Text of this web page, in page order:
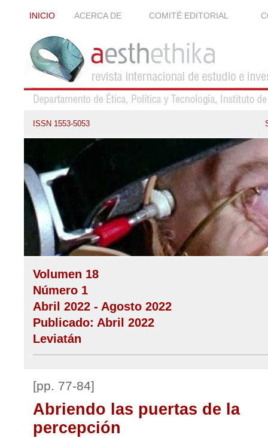
INICIO ACERCA DE COMITÉ EDITORIAL
ISSN 1553-5053
Volumen 18
Número 1
Abril 2022 - Agosto 2022
Publicado: Abril 2022
Leviatán
[pp. 77-84]
Abriendo las puertas de la
percepción